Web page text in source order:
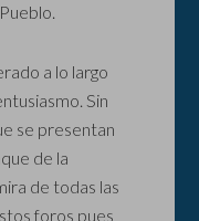
a lo largo
Sin
se presentan
de la
de todas las
foros pues